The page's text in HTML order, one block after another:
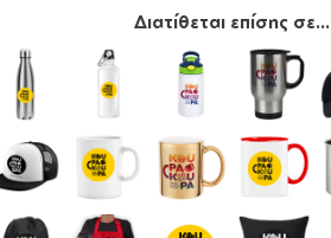
Διατίθεται επίσης σε...